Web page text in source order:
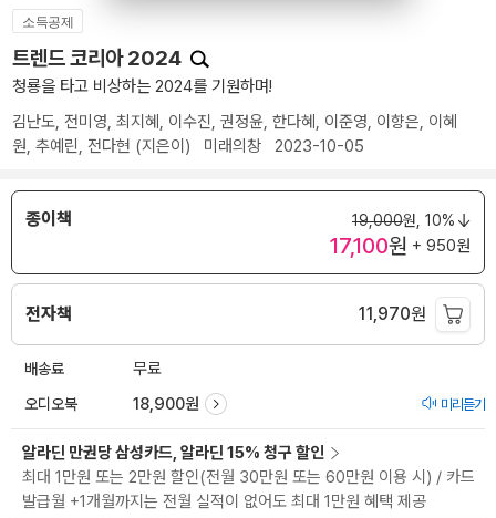
소득공제
트렌드 코리아 2024
청룡을 타고 비상하는 2024를 기원하며!
김난도, 전미영, 최지혜 , 이수진, 권정윤, 한다혜 , 이준영, 이향은, 이혜
원, 추예린, 전다현 (지은이) 미래의창 2023-10-05
종이책 19,000원, 10%
17,100원 + 950원
전자책 11,970원
배송료 무료
오디오북 18,900원 미리듣기
알라딘 만권당 삼성카드, 알라딘 15% 청구 할인
최대 1만원 또는 2만원 할인(전월 30만원 또는 60만원 이용 시) / 카드
발급월 +1개월까지는 전월 실적이 없어도 최대 1만원 혜택 제공